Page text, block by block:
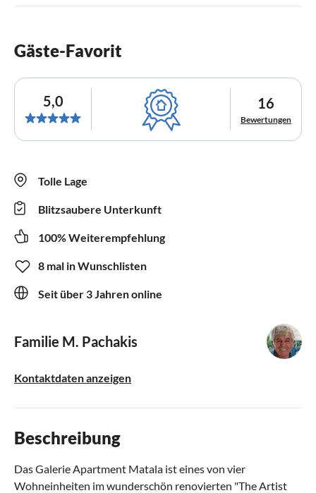
Gäste-Favorit
5,0 16
Bewertungen
Tolle Lage
Blitzsaubere Unterkunft
100% Weiterempfehlung
8 mal in Wunschlisten
Seit über 3 Jahren online
Familie M. Pachakis
Kontaktdaten anzeigen
Beschreibung
Das Galerie Apartment Matala ist eines von vier
Wohneinheiten im wunderschön renovierten "The Artist